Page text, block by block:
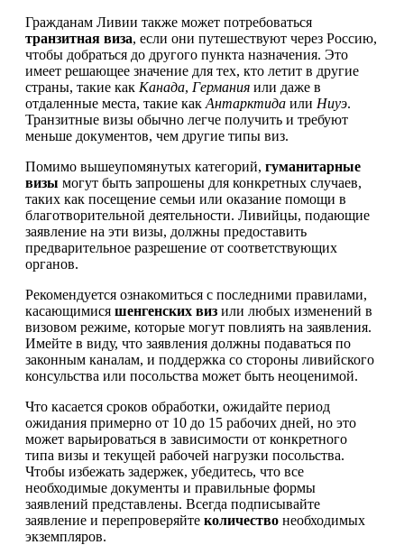
Гражданам Ливии также может потребоваться
транзитная виза, если они путешествуют через Россию,
чтобы добраться до другого пункта назначения. Это
имеет решающее значение для тех, кто летит в другие
страны, такие как Канада, Германия или даже в
отдаленные места, такие как Антарктида или Ниуэ.
Транзитные визы обычно легче получить и требуют
меньше документов, чем другие типы виз.
Помимо вышеупомянутых категорий, гуманитарные
визы могут быть запрошены для конкретных случаев,
таких как посещение семьи или оказание помощи в
благотворительной деятельности. Ливийцы, подающие
заявление на эти визы, должны предоставить
предварительное разрешение от соответствующих
органов.
Рекомендуется ознакомиться с последними правилами,
касающимися шенгенских виз или любых изменений в
визовом режиме, которые могут повлиять на заявления.
Имейте в виду, что заявления должны подаваться по
законным каналам, и поддержка со стороны ливийского
консульства или посольства может быть неоценимой.
Что касается сроков обработки, ожидайте период
ожидания примерно от 10 до 15 рабочих дней, но это
может варьироваться в зависимости от конкретного
типа визы и текущей рабочей нагрузки посольства.
Чтобы избежать задержек, убедитесь, что все
необходимые документы и правильные формы
заявлений представлены. Всегда подписывайте
заявление и перепроверяйте количество необходимых
экземпляров.